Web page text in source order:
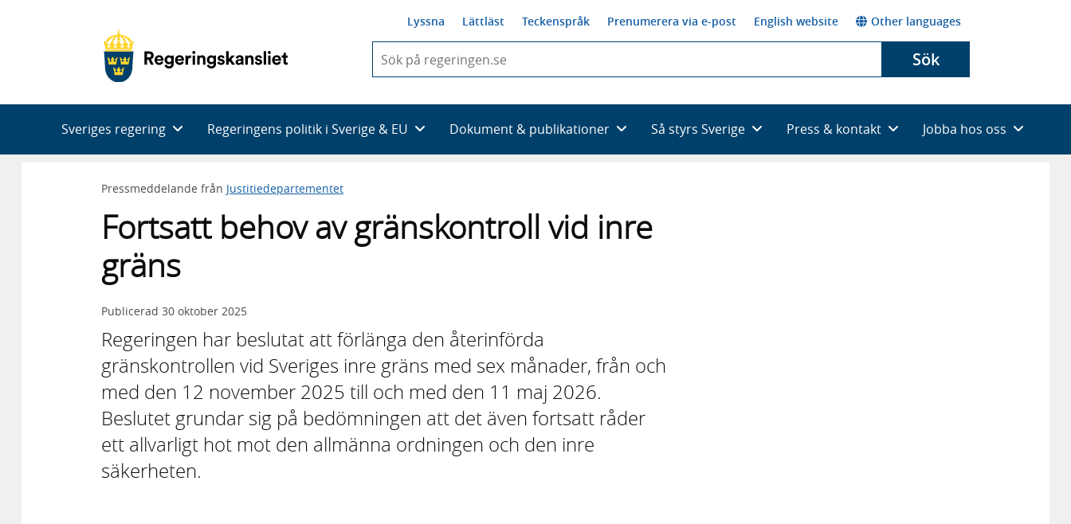
Lyssna Lättläst Teckenspråk Prenumerera via e-post English website Other languages
du
skriva
framträder
en
Sök
Sveriges regering Regeringens politik i Sverige & EU Dokument & publikationer Så styrs Sverige Press & kontakt Jobba hos oss
Pressmeddelande från Justitiedepartementet
Fortsatt behov av gränskontroll vid inre
gräns
Publicerad 30 oktober 2025
Regeringen har beslutat att förlänga den återinförda
gränskontrollen vid Sveriges inre gräns med sex månader, från och
med den 12 november 2025 till och med den 11 maj 2026.
Beslutet grundar sig på bedömningen att det även fortsatt råder
ett allvarligt hot mot den allmänna ordningen och den inre
säkerheten.